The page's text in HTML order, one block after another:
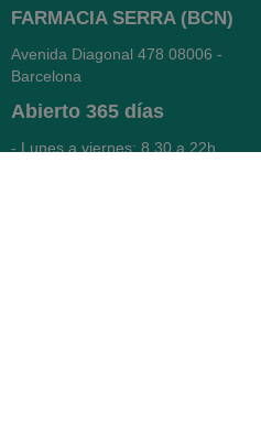
FARMACIA SERRA (BCN)
Avenida Diagonal 478 08006 -
Barcelona
Abierto 365 días
- Lunes a viernes: 8.30 a 22h